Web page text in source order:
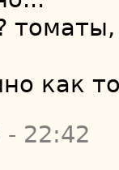
как
- 22:42